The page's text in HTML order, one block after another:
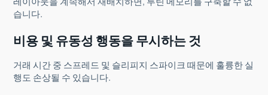
습니다.
비용 및 유동성 행동을 무시하는 것
거래 시간 중 스프레드 및 슬리피지 스파이크 때문에 훌륭한 실
행도 손상될 수 있습니다.